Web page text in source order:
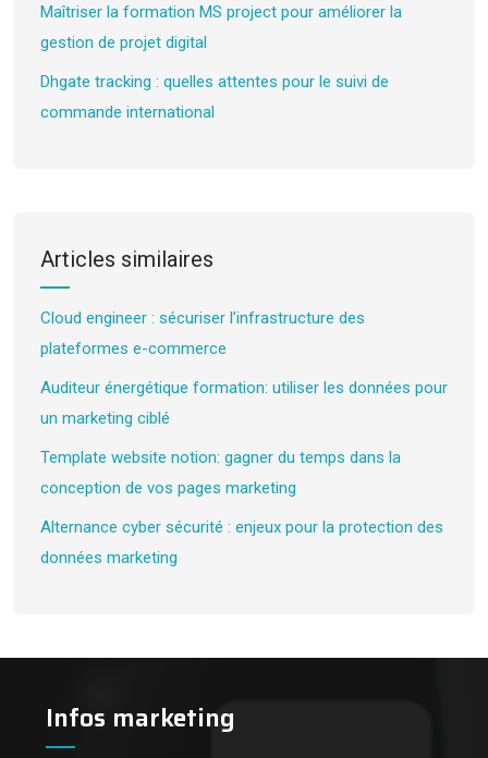
Maîtriser la formation MS project pour améliorer la
gestion de projet digital
Dhgate tracking : quelles attentes pour le suivi de
commande international
Articles similaires
Cloud engineer : sécuriser l’infrastructure des
plateformes e-commerce
Auditeur énergétique formation: utiliser les données pour
un marketing ciblé
Template website notion: gagner du temps dans la
conception de vos pages marketing
Alternance cyber sécurité : enjeux pour la protection des
données marketing
Infos marketing